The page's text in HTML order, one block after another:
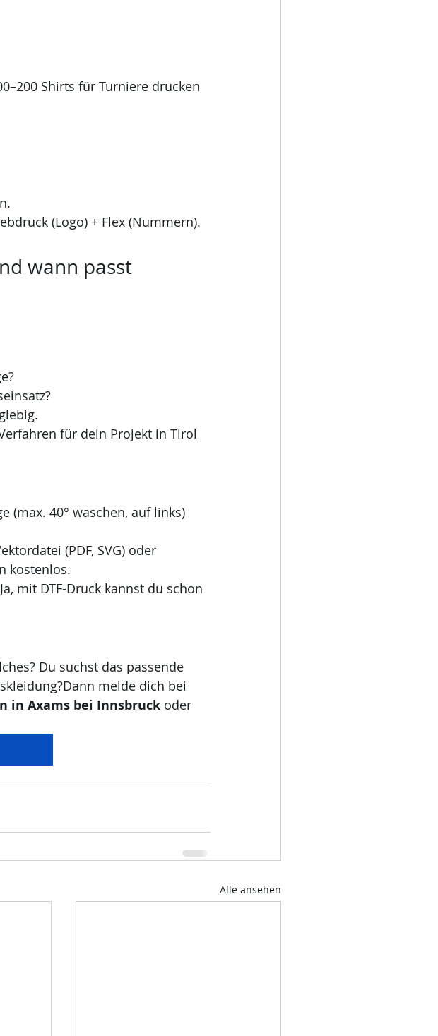
Shirts für Turniere drucken
(Logo) + Flex (Nummern).
wann passt
für dein Projekt in Tirol
(max. 40° waschen, auf links)
(PDF, SVG) oder
kostenlos.
Ja, mit DTF-Druck kannst du schon
Du suchst das passende
melde dich bei
in Axams bei Innsbruck oder
Alle ansehen